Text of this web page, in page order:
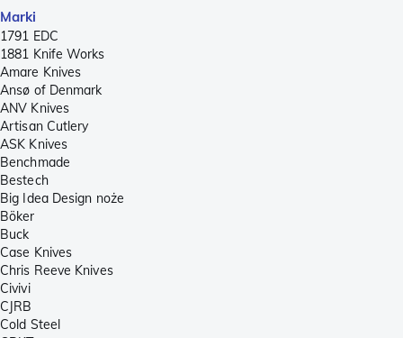
Marki
1791 EDC
1881 Knife Works
Amare Knives
Ansø of Denmark
ANV Knives
Artisan Cutlery
ASK Knives
Benchmade
Bestech
Big Idea Design noże
Böker
Buck
Case Knives
Chris Reeve Knives
Civivi
CJRB
Cold Steel